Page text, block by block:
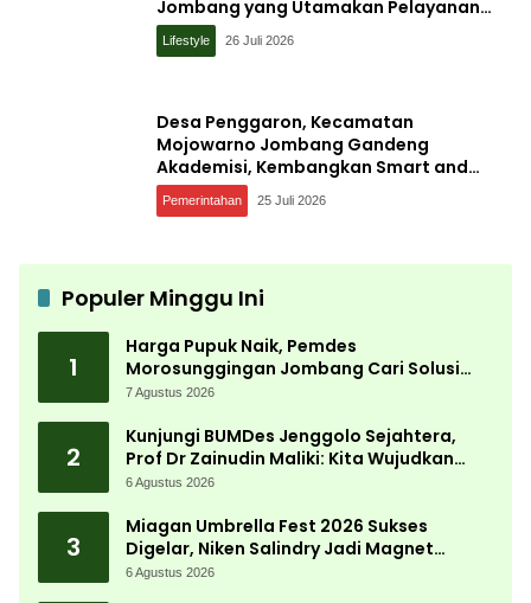
Jombang yang Utamakan Pelayanan
Ilmiah
Lifestyle 26 Juli 2026
Desa Penggaron, Kecamatan
Mojowarno Jombang Gandeng
Akademisi, Kembangkan Smart and
Sustainable Village, Ini Tujuannya
Pemerintahan 25 Juli 2026
Populer Minggu Ini
1
Harga Pupuk Naik, Pemdes
Morosunggingan Jombang Cari Solusi
Lewat Kajian Akademik
7 Agustus 2026
2
Kunjungi BUMDes Jenggolo Sejahtera,
Prof Dr Zainudin Maliki: Kita Wujudkan
Kemandirian Ekonomi dengan Potensi
6 Agustus 2026
3
Miagan Umbrella Fest 2026 Sukses
Digelar, Niken Salindry Jadi Magnet
Ribuan Pengunjung
6 Agustus 2026